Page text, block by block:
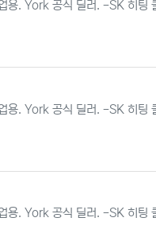
용. York 공식 딜러. -SK 히
기
용. York 공식 딜러. -SK 히
기
용. York 공식 딜러. -SK 히